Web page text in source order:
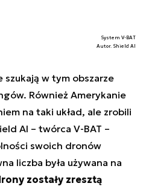
System V-BAT
Autor. Shield AI
szukają w tym obszarze
Również Amerykanie
na taki układ, ale zrobili
AI – twórca V-BAT –
swoich dronów
liczba była używana na
zostały zresztą